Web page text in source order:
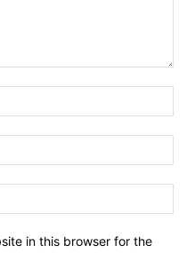
in this browser for the